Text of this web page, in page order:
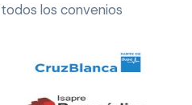
los convenios